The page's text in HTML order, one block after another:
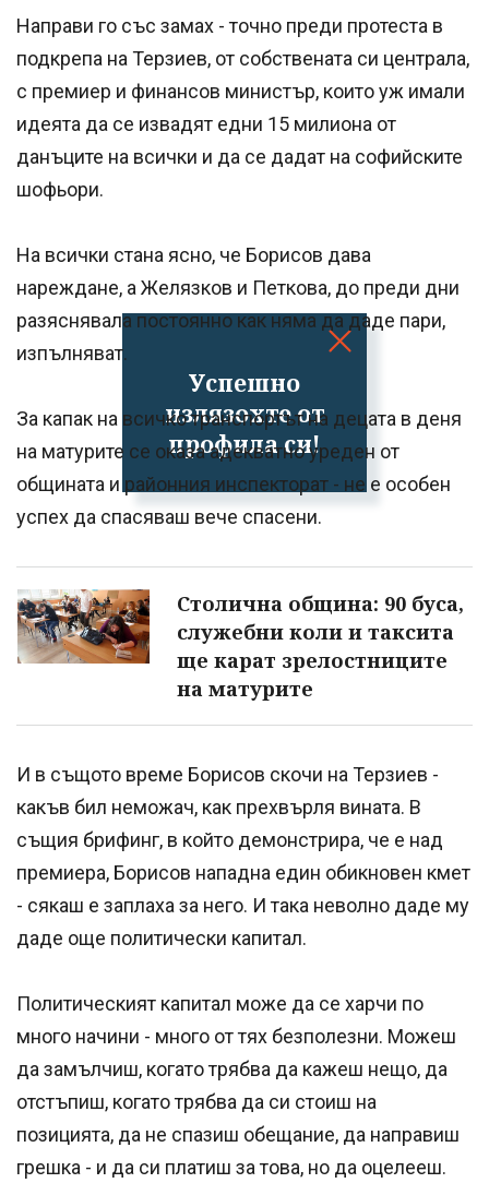
Успешно
излязохте от
профила си!
Направи го със замах - точно преди протеста в
подкрепа на Терзиев, от собствената си централа,
с премиер и финансов министър, които уж имали
идеята да се извадят едни 15 милиона от
данъците на всички и да се дадат на софийските
шофьори.
На всички стана ясно, че Борисов дава
нареждане, а Желязков и Петкова, до преди дни
разяснявала постоянно как няма да даде пари,
изпълняват.
За капак на всичко транспортът на децата в деня
на матурите се оказа адекватно уреден от
общината и районния инспекторат - не е особен
успех да спасяваш вече спасени.
Столична община: 90 буса,
служебни коли и таксита
ще карат зрелостниците
на матурите
И в същото време Борисов скочи на Терзиев -
какъв бил неможач, как прехвърля вината. В
същия брифинг, в който демонстрира, че е над
премиера, Борисов нападна един обикновен кмет
- сякаш е заплаха за него. И така неволно даде му
даде още политически капитал.
Политическият капитал може да се харчи по
много начини - много от тях безполезни. Можеш
да замълчиш, когато трябва да кажеш нещо, да
отстъпиш, когато трябва да си стоиш на
позицията, да не спазиш обещание, да направиш
грешка - и да си платиш за това, но да оцелееш.